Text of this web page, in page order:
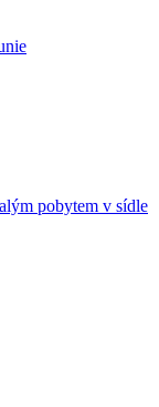
pobytem v sídle